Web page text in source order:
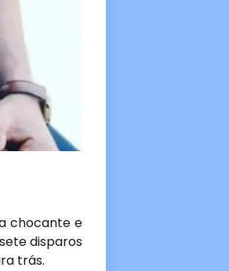
chocante e
disparos
trás.